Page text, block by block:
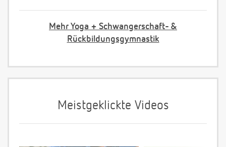
Mehr Yoga + Schwangerschaft- &
Rückbildungsgymnastik
Meistgeklickte Videos